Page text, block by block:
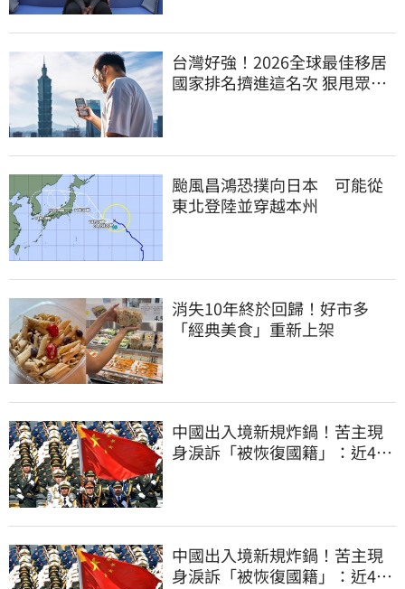
台灣好強！2026全球最佳移居
國家排名擠進這名次 狠甩眾多
颱風昌鴻恐撲向日本 可能從
東北登陸並穿越本州
消失10年終於回歸！好市多
「經典美食」重新上架
中國出入境新規炸鍋！苦主現
身淚訴「被恢復國籍」：近4億
中國出入境新規炸鍋！苦主現
身淚訴「被恢復國籍」：近4億